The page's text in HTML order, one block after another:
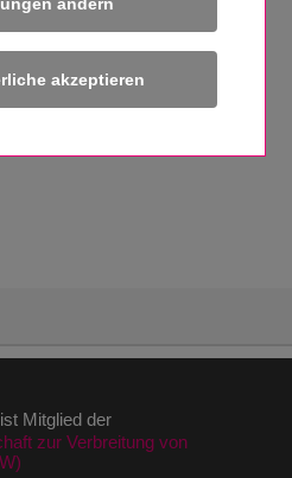
ist Mitglied der
zur Verbreitung von